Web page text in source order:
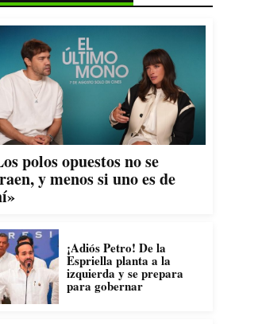
polos opuestos no se
y menos si uno es de
¡Adiós Petro! De la
Espriella planta a la
izquierda y se prepara
para gobernar